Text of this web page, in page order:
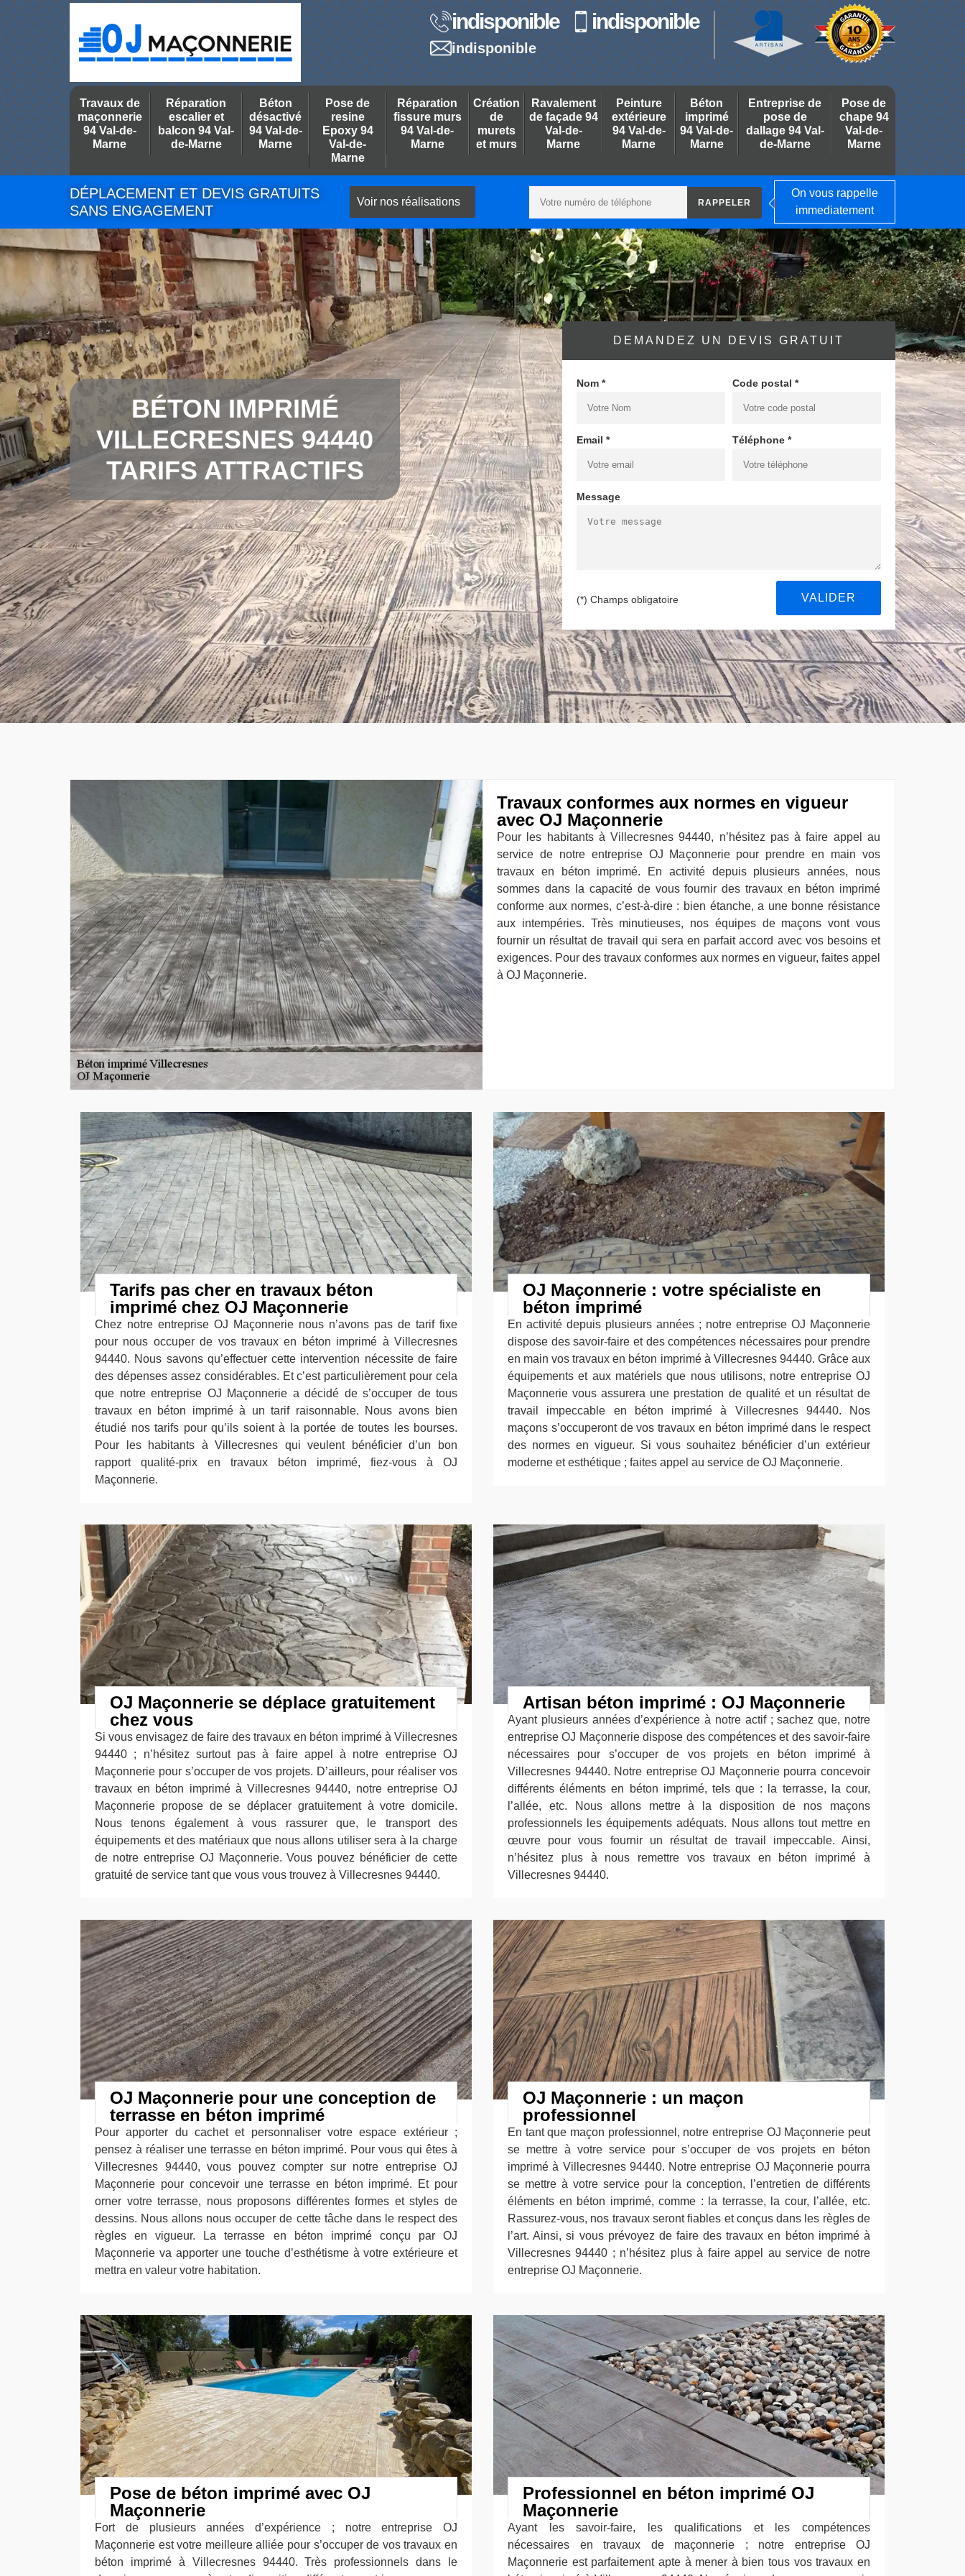
indisponible indisponible
indisponible
Travaux de
maçonnerie
94 Val-de-
Marne
Réparation
escalier et
balcon 94 Val-
de-Marne
Béton
désactivé
94 Val-de-
Marne
Pose de
resine
Epoxy 94
Val-de-
Marne
Réparation
fissure murs
94 Val-de-
Marne
Création
de
murets
et murs
Ravalement
de façade 94
Val-de-
Marne
Peinture
extérieure
94 Val-de-
Marne
Béton
imprimé
94 Val-de-
Marne
Entreprise de
pose de
dallage 94 Val-
de-Marne
Pose de
chape 94
Val-de-
Marne
DÉPLACEMENT ET DEVIS GRATUITS
SANS ENGAGEMENT
Voir nos réalisations
On vous rappelle
immediatement
BÉTON IMPRIMÉ
VILLECRESNES 94440
TARIFS ATTRACTIFS
DEMANDEZ UN DEVIS GRATUIT
Nom * Code postal *
Email * Téléphone *
Message
(*) Champs obligatoire
Travaux conformes aux normes en vigueur
avec OJ Maçonnerie
Pour les habitants à Villecresnes 94440, n’hésitez pas à faire appel au
service de notre entreprise OJ Maçonnerie pour prendre en main vos
travaux en béton imprimé. En activité depuis plusieurs années, nous
sommes dans la capacité de vous fournir des travaux en béton imprimé
conforme aux normes, c’est-à-dire : bien étanche, a une bonne résistance
aux intempéries. Très minutieuses, nos équipes de maçons vont vous
fournir un résultat de travail qui sera en parfait accord avec vos besoins et
exigences. Pour des travaux conformes aux normes en vigueur, faites appel
à OJ Maçonnerie.
Tarifs pas cher en travaux béton
imprimé chez OJ Maçonnerie
Chez notre entreprise OJ Maçonnerie nous n’avons pas de tarif fixe
pour nous occuper de vos travaux en béton imprimé à Villecresnes
94440. Nous savons qu’effectuer cette intervention nécessite de faire
des dépenses assez considérables. Et c’est particulièrement pour cela
que notre entreprise OJ Maçonnerie a décidé de s’occuper de tous
travaux en béton imprimé à un tarif raisonnable. Nous avons bien
étudié nos tarifs pour qu’ils soient à la portée de toutes les bourses.
Pour les habitants à Villecresnes qui veulent bénéficier d’un bon
rapport qualité-prix en travaux béton imprimé, fiez-vous à OJ
Maçonnerie.
OJ Maçonnerie : votre spécialiste en
béton imprimé
En activité depuis plusieurs années ; notre entreprise OJ Maçonnerie
dispose des savoir-faire et des compétences nécessaires pour prendre
en main vos travaux en béton imprimé à Villecresnes 94440. Grâce aux
équipements et aux matériels que nous utilisons, notre entreprise OJ
Maçonnerie vous assurera une prestation de qualité et un résultat de
travail impeccable en béton imprimé à Villecresnes 94440. Nos
maçons s’occuperont de vos travaux en béton imprimé dans le respect
des normes en vigueur. Si vous souhaitez bénéficier d’un extérieur
moderne et esthétique ; faites appel au service de OJ Maçonnerie.
OJ Maçonnerie se déplace gratuitement
chez vous
Si vous envisagez de faire des travaux en béton imprimé à Villecresnes
94440 ; n’hésitez surtout pas à faire appel à notre entreprise OJ
Maçonnerie pour s’occuper de vos projets. D’ailleurs, pour réaliser vos
travaux en béton imprimé à Villecresnes 94440, notre entreprise OJ
Maçonnerie propose de se déplacer gratuitement à votre domicile.
Nous tenons également à vous rassurer que, le transport des
équipements et des matériaux que nous allons utiliser sera à la charge
de notre entreprise OJ Maçonnerie. Vous pouvez bénéficier de cette
gratuité de service tant que vous vous trouvez à Villecresnes 94440.
Artisan béton imprimé : OJ Maçonnerie
Ayant plusieurs années d’expérience à notre actif ; sachez que, notre
entreprise OJ Maçonnerie dispose des compétences et des savoir-faire
nécessaires pour s’occuper de vos projets en béton imprimé à
Villecresnes 94440. Notre entreprise OJ Maçonnerie pourra concevoir
différents éléments en béton imprimé, tels que : la terrasse, la cour,
l’allée, etc. Nous allons mettre à la disposition de nos maçons
professionnels les équipements adéquats. Nous allons tout mettre en
œuvre pour vous fournir un résultat de travail impeccable. Ainsi,
n’hésitez plus à nous remettre vos travaux en béton imprimé à
Villecresnes 94440.
OJ Maçonnerie pour une conception de
terrasse en béton imprimé
Pour apporter du cachet et personnaliser votre espace extérieur ;
pensez à réaliser une terrasse en béton imprimé. Pour vous qui êtes à
Villecresnes 94440, vous pouvez compter sur notre entreprise OJ
Maçonnerie pour concevoir une terrasse en béton imprimé. Et pour
orner votre terrasse, nous proposons différentes formes et styles de
dessins. Nous allons nous occuper de cette tâche dans le respect des
règles en vigueur. La terrasse en béton imprimé conçu par OJ
Maçonnerie va apporter une touche d’esthétisme à votre extérieure et
mettra en valeur votre habitation.
OJ Maçonnerie : un maçon
professionnel
En tant que maçon professionnel, notre entreprise OJ Maçonnerie peut
se mettre à votre service pour s’occuper de vos projets en béton
imprimé à Villecresnes 94440. Notre entreprise OJ Maçonnerie pourra
se mettre à votre service pour la conception, l’entretien de différents
éléments en béton imprimé, comme : la terrasse, la cour, l’allée, etc.
Rassurez-vous, nos travaux seront fiables et conçus dans les règles de
l’art. Ainsi, si vous prévoyez de faire des travaux en béton imprimé à
Villecresnes 94440 ; n’hésitez plus à faire appel au service de notre
entreprise OJ Maçonnerie.
Pose de béton imprimé avec OJ
Maçonnerie
Fort de plusieurs années d’expérience ; notre entreprise OJ
Maçonnerie est votre meilleure alliée pour s’occuper de vos travaux en
béton imprimé à Villecresnes 94440. Très professionnels dans le
Professionnel en béton imprimé OJ
Maçonnerie
Ayant les savoir-faire, les qualifications et les compétences
nécessaires en travaux de maçonnerie ; notre entreprise OJ
Maçonnerie est parfaitement apte à mener à bien tous vos travaux en